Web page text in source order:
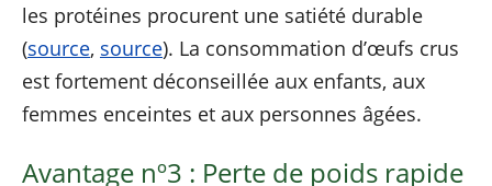
les protéines procurent une satiété durable
(source, source). La consommation d’œufs crus
est fortement déconseillée aux enfants, aux
femmes enceintes et aux personnes âgées.
Avantage nº3 : Perte de poids rapide